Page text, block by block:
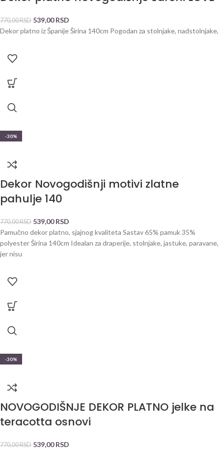
770,00RSD 539,00RSD
Dekor platno iz Španije Širina 140cm Pogodan za stolnjake, nadstolnjake,
-30%
Dekor Novogodišnji motivi zlatne
pahulje 140
770,00RSD 539,00RSD
Pamučno dekor platno, sjajnog kvaliteta Sastav 65% pamuk 35%
polyester Širina 140cm Idealan za draperije, stolnjake, jastuke, paravane,
jer nisu
-30%
NOVOGODIŠNJE DEKOR PLATNO jelke na
teracotta osnovi
770,00RSD 539,00RSD